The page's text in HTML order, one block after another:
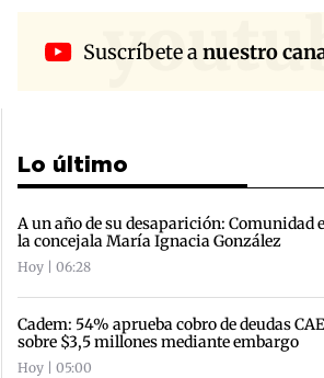
Suscríbete anuestro
Lo último
A un año de su desaparición: Comunidad
la concejala María Ignacia González
Hoy | 06:28
Cadem: 54% aprueba cobro de deudas
sobre $3,5 millones mediante embargo
Hoy | 05:00